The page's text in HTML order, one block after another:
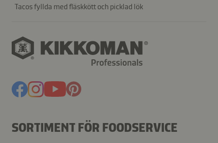
Tacos fyllda med fläskkött och picklad lök
SORTIMENT FÖR FOODSERVICE